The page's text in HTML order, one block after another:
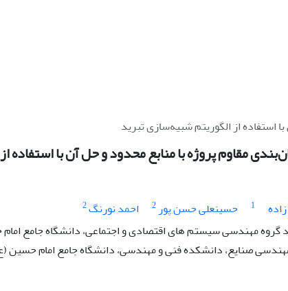
استفاده از الگوریتم شبیه‌سازی تبرید
مقاوم پروژه با منابع محدود و حل آن با استفاده
1 حسینعلی حسن پور2 احمد نورنگ2
مهندسی سیستم های اقتصادی و اجتماعی، دانشگاه جامع امام
صنایع، دانشکده فنی و مهندسی، دانشگاه جامع امام حسین